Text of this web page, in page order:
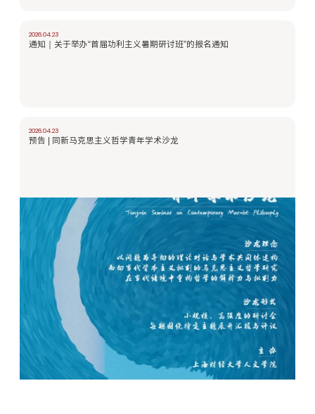
2026.04.23
通知｜关于举办“首届功利主义暑期研讨班”的报名通知
2026.04.23
预告 | 同新马克思主义哲学青年学术沙龙